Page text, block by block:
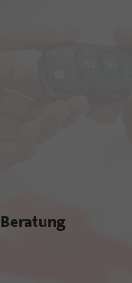
Beratung